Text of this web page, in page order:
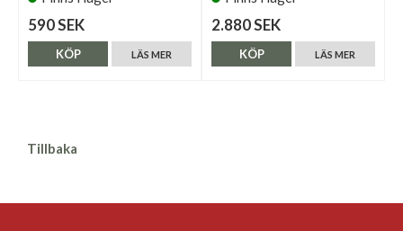
590 SEK
LÄS MER
KÖP
2.880 SEK
LÄS MER
KÖP
Tillbaka